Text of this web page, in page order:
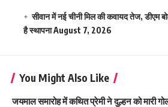
सीवान में नई चीनी मिल की कवायद तेज, डीएम
है स्थापनाAugust 7, 2026
You Might Also Like
जयमाल समारोह में कथित प्रेमी ने दुल्हन को मारी